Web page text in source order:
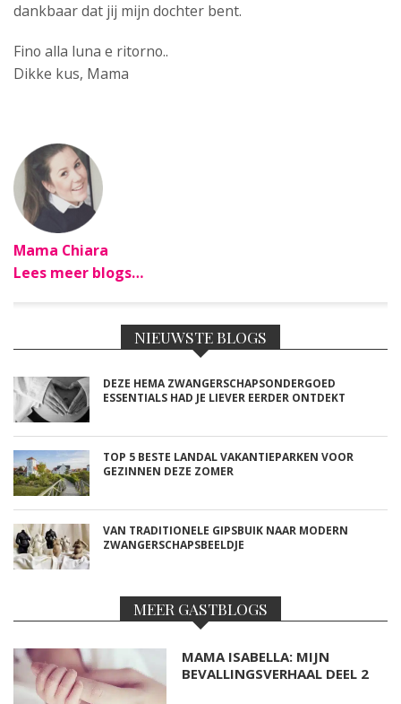
dankbaar dat jij mijn dochter bent.
Fino alla luna e ritorno..
Dikke kus, Mama
Mama Chiara
Lees meer blogs…
NIEUWSTE BLOGS
DEZE HEMA ZWANGERSCHAPSONDERGOED
ESSENTIALS HAD JE LIEVER EERDER ONTDEKT
TOP 5 BESTE LANDAL VAKANTIEPARKEN VOOR
GEZINNEN DEZE ZOMER
VAN TRADITIONELE GIPSBUIK NAAR MODERN
ZWANGERSCHAPSBEELDJE
MEER GASTBLOGS
MAMA ISABELLA: MIJN
BEVALLINGSVERHAAL DEEL 2